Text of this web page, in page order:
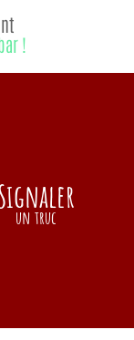
!
un truc